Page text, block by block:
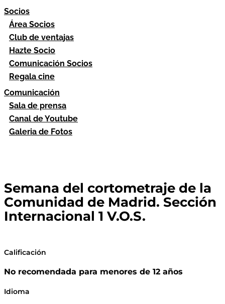
Socios
Área Socios
Club de ventajas
Hazte Socio
Comunicación Socios
Regala cine
Comunicación
Sala de prensa
Canal de Youtube
Galeria de Fotos
Semana del cortometraje de la
Comunidad de Madrid. Sección
Internacional 1 V.O.S.
Calificación
No recomendada para menores de 12 años
Idioma